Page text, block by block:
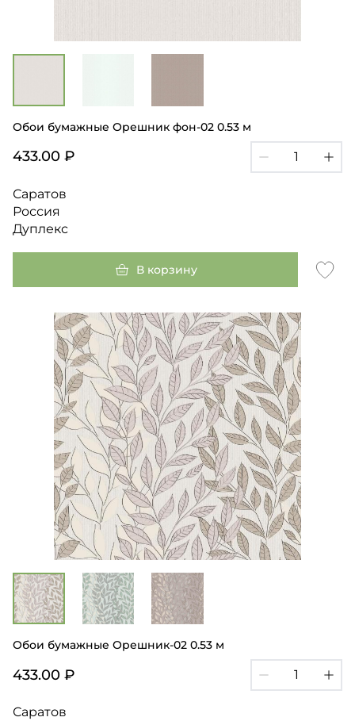
Обои бумажные Орешник фон-02 0.53 м
433.00 ₽
Саратов
Россия
Дуплекс
В корзину
Обои бумажные Орешник-02 0.53 м
433.00 ₽
Саратов